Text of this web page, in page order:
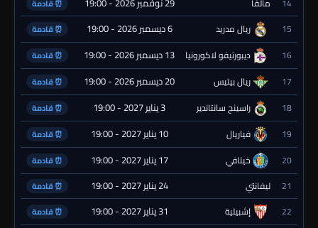
14 مالقا ⏰ قادمة
15 ريال مدريد 6 ديسمبر 2026 - 19:00 ⏰ قادمة
16 ديبورتيفو لاكورونيا 13 ديسمبر 2026 - 19:00 ⏰ قادمة
17 ريال بيتيس 20 ديسمبر 2026 - 19:00 ⏰ قادمة
18 راسينج سانتاندير 3 يناير 2027 - 19:00 ⏰ قادمة
19 فياريال 10 يناير 2027 - 19:00 ⏰ قادمة
20 خيتافي 17 يناير 2027 - 19:00 ⏰ قادمة
21 ليفانتي 24 يناير 2027 - 19:00 ⏰ قادمة
22 إشبيلية 31 يناير 2027 - 19:00 ⏰ قادمة